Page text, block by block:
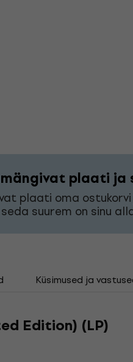
plaati
plaati oma
suurem on sinu
Küsimused ja
Edition) (LP)